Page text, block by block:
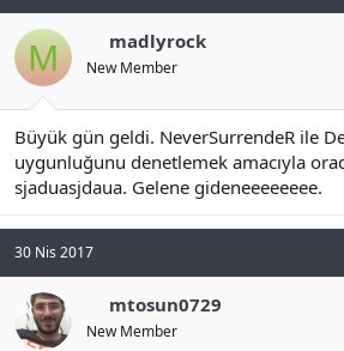
M madlyrock
New Member
Büyük gün geldi. NeverSurrendeR ile
uygunluğunu denetlemek amacıyla
sjaduasjdaua. Gelene gideneeeeeeee.
30 Nis 2017
mtosun0729
New Member